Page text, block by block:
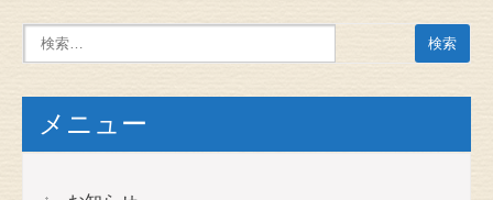
メニュー